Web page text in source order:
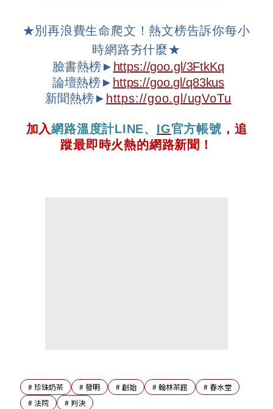
★別再浪費生命爬文！熱文榜告訴你每小
時網路夯什麼★
臉書熱榜► https://goo.gl/3FtkKq
論壇熱榜► https://goo.gl/q83kus
新聞熱榜► https://goo.gl/ugVoTu
加入網路溫度計LINE、 IG官方帳號 ，追
蹤最即時火熱的網路新聞！
#珍珠奶茶 #發明 #創始 #翰林茶館 # 春水堂
#法院 #判決